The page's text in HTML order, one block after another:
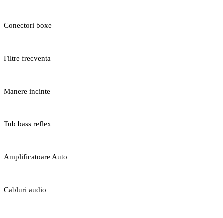
Conectori boxe
Filtre frecventa
Manere incinte
Tub bass reflex
Amplificatoare Auto
Cabluri audio